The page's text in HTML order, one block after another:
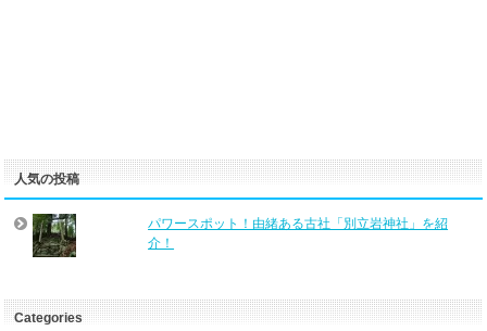
人気の投稿
パワースポット！由緒ある古社「別立岩神社」を紹
介！
Categories